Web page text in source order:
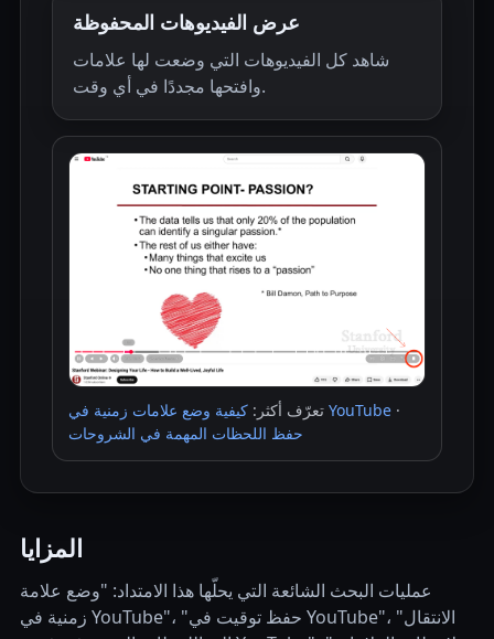
عرض الفيديوهات المحفوظة
شاهد كل الفيديوهات التي وضعت لها علامات
وافتحها مجددًا في أي وقت.
تعرّف أكثر: كيفية وضع علامات زمنية في YouTube ·
حفظ اللحظات المهمة في الشروحات
المزايا
عمليات البحث الشائعة التي يحلّها هذا الامتداد: "وضع علامة
زمنية في YouTube"، "حفظ توقيت في YouTube"، "الانتقال